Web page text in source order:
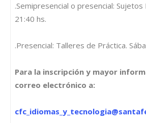
.Semipresencial o presencial:
21:40 hs.
.Presencial: Talleres de Práctica.
Para la inscripción y mayor
correo electrónico a: